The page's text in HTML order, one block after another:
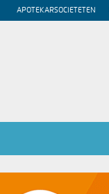
APOTEKARSOCIETETEN